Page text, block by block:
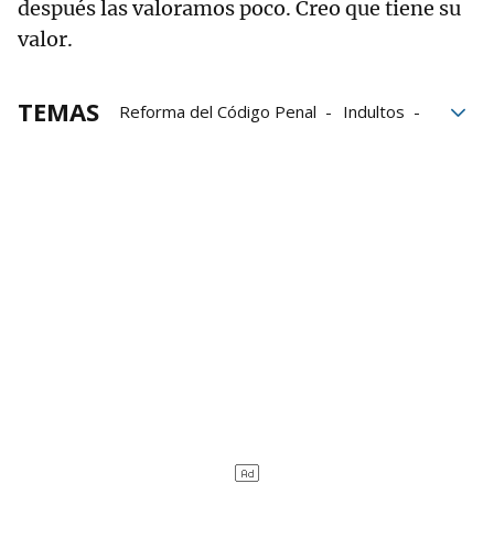
después las valoramos poco. Creo que tiene su
valor.
TEMAS Reforma del Código Penal
Indultos